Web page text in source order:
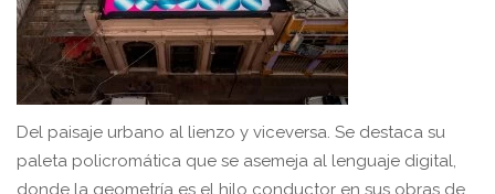
Del paisaje urbano al lienzo y viceversa. Se destaca su
paleta policromática que se asemeja al lenguaje digital,
donde la geometría es el hilo conductor en sus obras de